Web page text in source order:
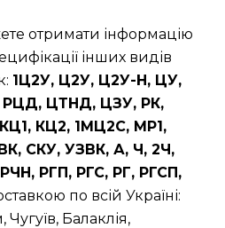
отримати інформацію
інших видів
1Ц2У, Ц2У, Ц2У-Н, ЦУ,
РЦД, ЦТНД, ЦЗУ, РК,
КЦ2, 1МЦ2С, МР1,
СКУ, УЗВК, А, Ч, 2Ч,
РГП, РГС, РГ, РГСП,
по всій Україні:
Чугуїв, Балаклія,